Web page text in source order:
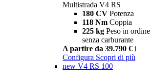
Multistrada V4 RS
180 CV Potenza
118 Nm Coppia
225 kg Peso in ordine
senza carburante
A partire da 39.790 € i
Configura Scopri di più
new V4 RS 100